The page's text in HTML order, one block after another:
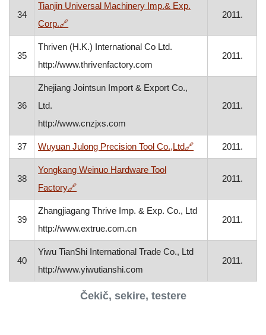
Čekič, sekire, testere
34
Tianjin Universal Machinery Imp.& Exp.
Corp.🔗, otvara se u novom prozoru
2011.
35
Thriven (H.K.) International Co Ltd.
http://www.thrivenfactory.com
2011.
36
Zhejiang Jointsun Import & Export Co.,
Ltd.
http://www.cnzjxs.com
2011.
37 Wuyuan Julong Precision Tool Co.,Ltd🔗, otvara se u
2011.
38
Yongkang Weinuo Hardware Tool
Factory🔗, otvara se u novom prozoru
2011.
39
Zhangjiagang Thrive Imp. & Exp. Co., Ltd
http://www.extrue.com.cn
2011.
40
Yiwu TianShi International Trade Co., Ltd
http://www.yiwutianshi.com
2011.